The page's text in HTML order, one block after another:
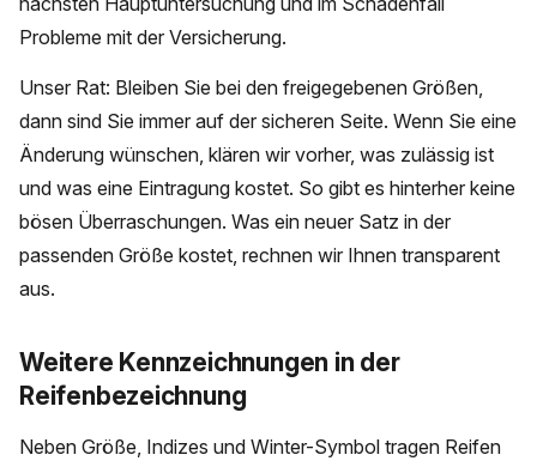
Probleme mit der Versicherung.
Unser Rat: Bleiben Sie bei den freigegebenen Größen,
dann sind Sie immer auf der sicheren Seite. Wenn Sie eine
Änderung wünschen, klären wir vorher, was zulässig ist
und was eine Eintragung kostet. So gibt es hinterher keine
bösen Überraschungen. Was ein neuer Satz in der
passenden Größe kostet, rechnen wir Ihnen transparent
aus.
Weitere Kennzeichnungen in der
Reifenbezeichnung
Neben Größe, Indizes und Winter-Symbol tragen Reifen